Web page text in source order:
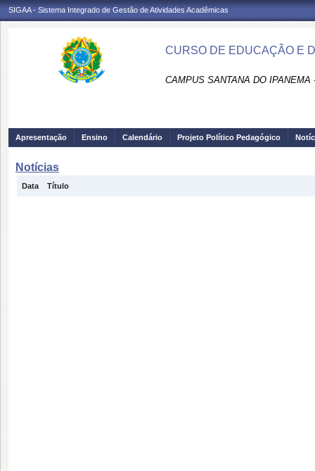
SIGAA - Sistema Integrado de Gestão de Atividades Acadêmicas
CURSO DE EDUCAÇÃO E
CAMPUS SANTANA DO IPANEMA
Apresentação Ensino Calendário Projeto Político Pedagógico
Notícias
Data Título